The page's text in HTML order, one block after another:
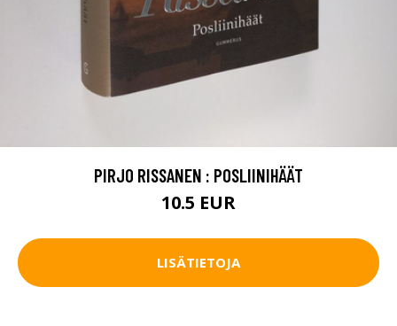
PIRJO RISSANEN : POSLIINIHÄÄT
10.5 EUR
LISÄTIETOJA